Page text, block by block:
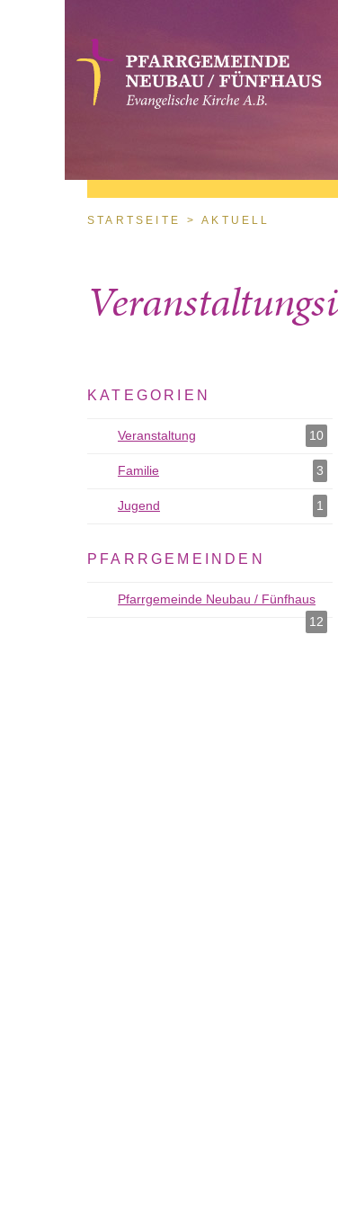
Sie sind hier
STARTSEITE AKTUELL
KATEGORIEN
Veranstaltung 10
Veranstaltung als Filter
Familie 3
Familie als Filter hinzufügen
Jugend 1
Jugend als Filter hinzufügen
PFARRGEMEINDEN
Pfarrgemeinde Neubau / Fünfhaus
12